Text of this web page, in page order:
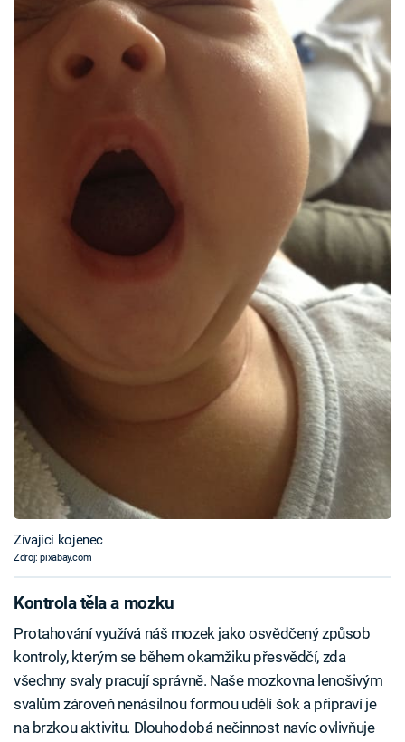
Zívající kojenec
Zdroj: pixabay.com
Kontrola těla a mozku
Protahování využívá náš mozek jako osvědčený způsob
kontroly, kterým se během okamžiku přesvědčí, zda
všechny svaly pracují správně. Naše mozkovna lenošivým
svalům zároveň nenásilnou formou udělí šok a připraví je
na brzkou aktivitu. Dlouhodobá nečinnost navíc ovlivňuje